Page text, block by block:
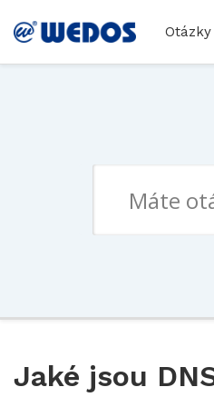
Otázky
Jaké jsou